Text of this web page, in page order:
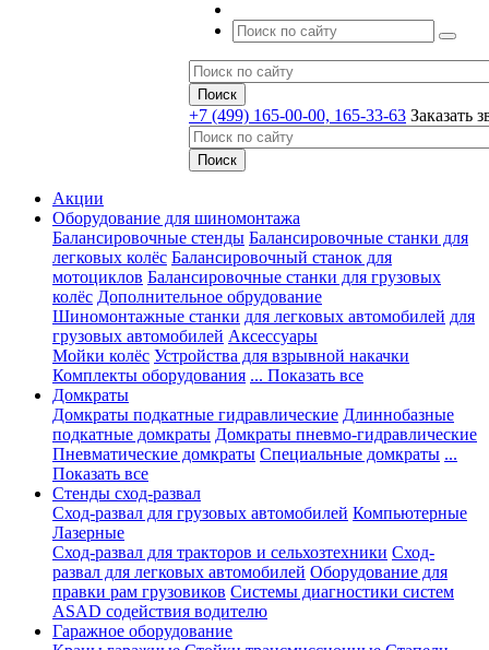
+7 (499) 165-00-00, 165-33-63 Заказать
Акции
Оборудование для шиномонтажа
Балансировочные стенды Балансировочные станки для
легковых колёс Балансировочный станок для
мотоциклов Балансировочные станки для грузовых
колёс Дополнительное обрудование
Шиномонтажные станки для легковых автомобилей для
грузовых автомобилей Аксессуары
Мойки колёс Устройства для взрывной накачки
Комплекты оборудования ... Показать все
Домкраты
Домкраты подкатные гидравлические Длиннобазные
подкатные домкраты Домкраты пневмо-гидравлические
Пневматические домкраты Специальные домкраты ...
Показать все
Стенды сход-развал
Сход-развал для грузовых автомобилей Компьютерные
Лазерные
Сход-развал для тракторов и сельхозтехники Сход-
развал для легковых автомобилей Оборудование для
правки рам грузовиков Системы диагностики систем
ASAD содействия водителю
Гаражное оборудование